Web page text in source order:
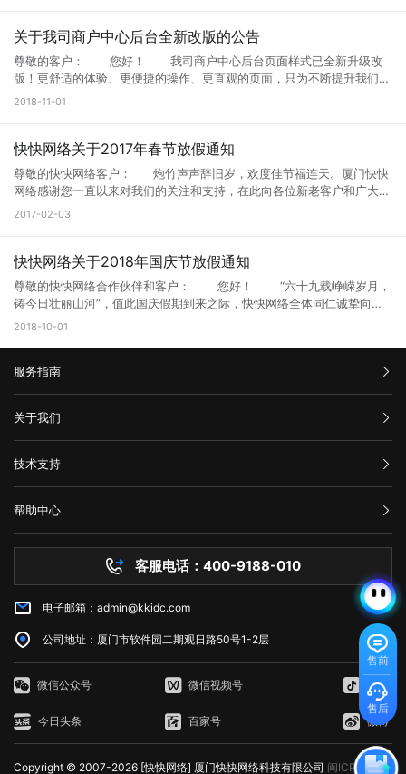
http://s.kk30.com/windowsserver2003-kb4500331-x64-chs.exe
官方补丁下载地址：https://support.microsoft.com/zh-
双击安装完重启即可 相关链接：
https://portal.msrc.microsoft.com/en-US/security-
guidance/advisory/CVE-2019-0708 注：打完最新的远程漏洞补丁最好
4009188010 厦门快快网络科技有限公司 2019年1月30日
快快网络这几年发生的最大恶性机房事故， 也给我们深深地敲了个警
研。 进一步提升产品质量。
关于我司商户中心后台全新改版的公告
尊敬的客户： 您好！ 我司商户中心后台页面样式已全新升级改
版！更舒适的体验、更便捷的操作、更直观的页面，只为不断提升我们的
服务水平。本次升级主要为页面样式优化及功能丰富化，让客户更加一目
支持。由此给您带来的不便，敬请谅解。 特此通告 厦门快快网络科技
2018-11-01
快快网络关于2017年春节放假通知
尊敬的快快网络客户： 炮竹声声辞旧岁，欢度佳节福连天。厦门快快
网络感谢您一直以来对我们的关注和支持，在此向各位新老客户和广大朋
友们拜个早年，预祝大家新春快乐！ 根据国务院办公厅关于2017年春
二、服务安排：假期期间，我司将安排工作人员24小时值班，不间断为
800088387 服务电话：0592-3337733
2017-02-03
快快网络关于2018年国庆节放假通知
尊敬的快快网络合作伙伴和客户： 您好！ “六十九载峥嵘岁月，
铸今日壮丽山河”，值此国庆假期到来之际，快快网络全体同仁诚挚向广
大合作伙伴和客户问好：祝大家节日快乐，欢度国庆佳节！ 根据
2、上班时间：10月8日（星期一）正常上班； 快快网络在假期
2、24小时售后服务企业QQ：800088387； 3、服务电话：0592-
3337733； 如遇到特殊重大事宜，需节后上班处理，不便之处，敬
请谅解！最后，再次感谢您一直以来对快快网络的支持与信赖，谢谢！
门：@小伙伴们，国庆假期，看好自己的钱袋子很重要！ 厦门快快
2018-10-01
售前
售后
服务指南
汇款信息
购买流程
服务条款
关于我们
公司介绍
举报中心
隐私声明
技术支持
网站备案
技术文档
帮助中心
服务器问题
市场资讯
客服电话：400-9188-010
电子邮箱：admin@kkidc.com
公司地址：厦门市软件园二期观日路50号1-2层
微信公众号 微信视频号 抖音
今日头条 百家号 微博
Copyright © 2007-2026 [快快网络] 厦门快快网络科技有限公司 闽ICP备